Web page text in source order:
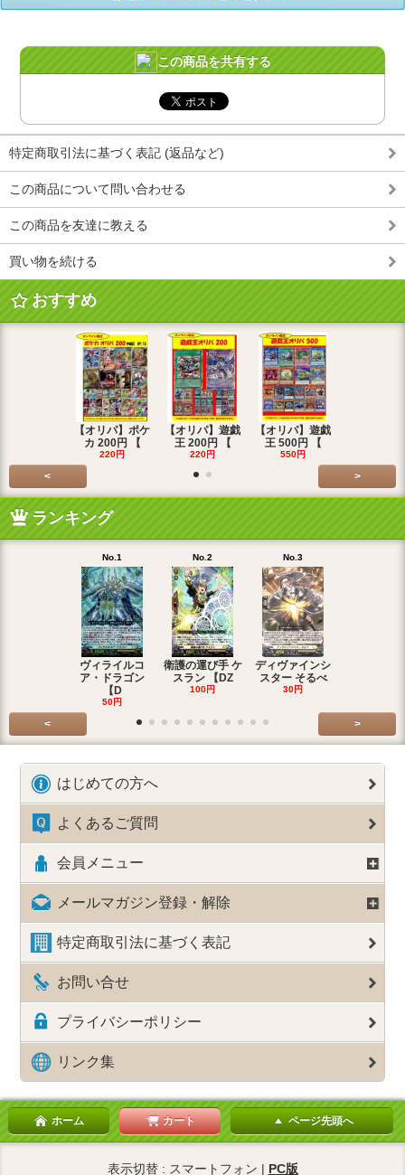
この商品を共有する
特定商取引法に基づく表記 (返品など)
この商品について問い合わせる
この商品を友達に教える
買い物を続ける
おすすめ
【オリパ】ポケ
カ 200円 【
220円
【オリパ】遊戯
王 200円 【
220円
【オリパ】遊戯
王 500円 【
550円
< >
ランキング
No.1
ヴィライルコ
ア・ドラゴン
【D
50円
No.2
衛護の運び手 ケ
スラン 【DZ
100円
No.3
ディヴァインシ
スター そるべ
30円
< >
はじめての方へ
よくあるご質問
会員メニュー
メールマガジン登録・解除
特定商取引法に基づく表記
お問い合せ
プライバシーポリシー
リンク集
ホーム カート ページ先頭へ
表示切替 : スマートフォン | PC版